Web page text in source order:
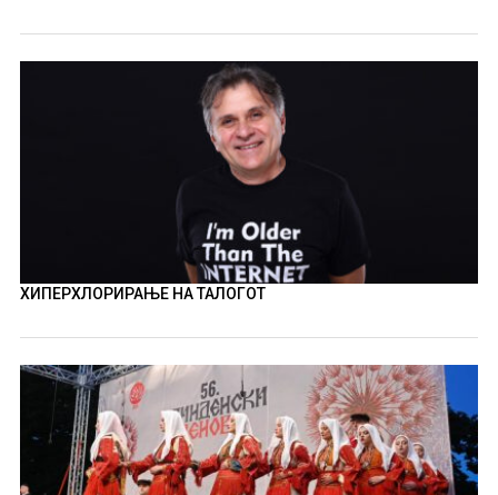
ХИПЕРХЛОРИРАЊЕ НА ТАЛОГОТ